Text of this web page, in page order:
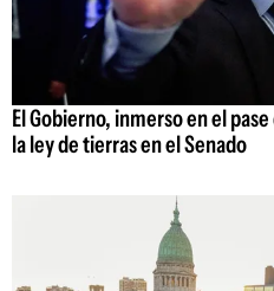
El Gobierno, inmerso en el
la ley de tierras en el Senado